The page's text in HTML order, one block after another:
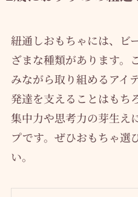
紐通しおもちゃには、ビ
ざまな種類があります。
みながら取り組めるアイ
発達を支えることはもち
集中力や思考力の芽生え
プです。ぜひおもちゃ選
い。